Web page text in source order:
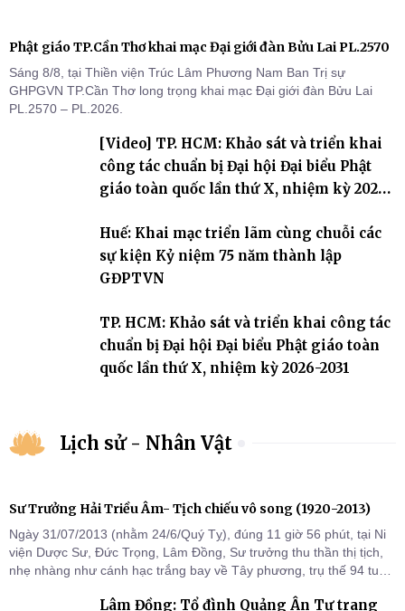
Phật giáo TP.Cần Thơ khai mạc Đại giới đàn Bửu Lai PL.2570
Sáng 8/8, tại Thiền viện Trúc Lâm Phương Nam Ban Trị sự
GHPGVN TP.Cần Thơ long trọng khai mạc Đại giới đàn Bửu Lai
PL.2570 – PL.2026.
[Video] TP. HCM: Khảo sát và triển khai
công tác chuẩn bị Đại hội Đại biểu Phật
giáo toàn quốc lần thứ X, nhiệm kỳ 2026-
Huế: Khai mạc triển lãm cùng chuỗi các
sự kiện Kỷ niệm 75 năm thành lập
GĐPTVN
TP. HCM: Khảo sát và triển khai công tác
chuẩn bị Đại hội Đại biểu Phật giáo toàn
quốc lần thứ X, nhiệm kỳ 2026-2031
Lịch sử - Nhân Vật
Sư Trưởng Hải Triều Âm- Tịch chiếu vô song (1920-2013)
Ngày 31/07/2013 (nhằm 24/6/Quý Tỵ), đúng 11 giờ 56 phút, tại Ni
viện Dược Sư, Đức Trọng, Lâm Đồng, Sư trưởng thu thần thị tịch,
nhẹ nhàng như cánh hạc trắng bay về Tây phương, trụ thế 94 tuổi
Lâm Đồng: Tổ đình Quảng Ân Tự trang